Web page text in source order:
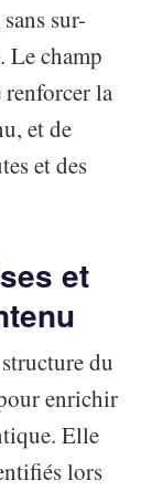
sur-
champ
la
et de
et des
et
du
enrichir
Elle
lors